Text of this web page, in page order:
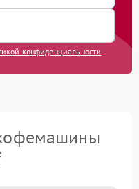
конфиденциальности